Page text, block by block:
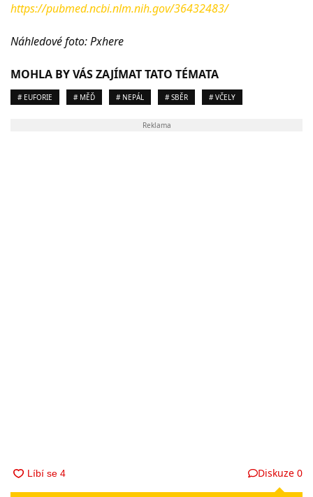
https://pubmed.ncbi.nlm.nih.gov/36432483/
Náhledové foto: Pxhere
MOHLA BY VÁS ZAJÍMAT TATO TÉMATA
# EUFORIE # MĚĎ # NEPÁL # SBĚR # VČELY
Reklama
Diskuze 0